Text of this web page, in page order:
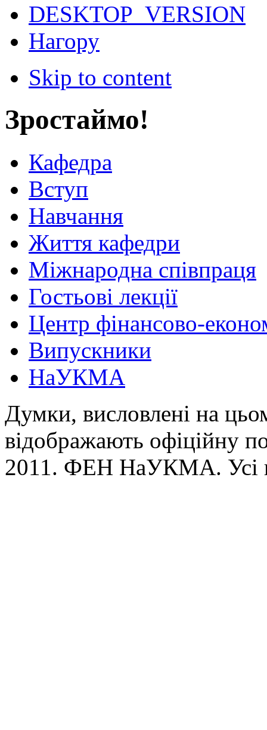
DESKTOP_VERSION
Нагору
Skip to content
Зростаймо!
Кафедра
Вступ
Навчання
Життя кафедри
Міжнародна співпраця
Гостьові лекції
Центр фінансово-
Випускники
НаУКМА
Думки, висловлені на
відображають офіційну
2011. ФЕН НаУКМА. Усі